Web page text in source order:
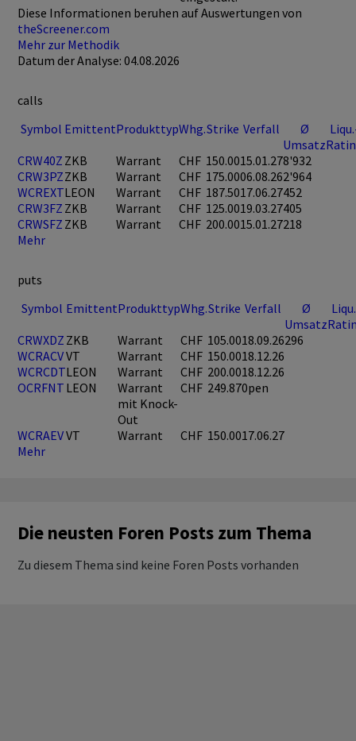
Diese Informationen beruhen auf Auswertungen von
theScreener.com
Mehr zur Methodik
Datum der Analyse: 04.08.2026
calls
Symbol EmittentProdukttypWhg.Strike Verfall
Ø
Umsatz
CRW40Z ZKB Warrant CHF 150.0015.01.278'932
CRW3PZZKB Warrant CHF 175.0006.08.262'964
WCREXTLEON Warrant CHF 187.5017.06.27452
CRW3FZ ZKB Warrant CHF 125.0019.03.27405
CRWSFZ ZKB Warrant CHF 200.0015.01.27218
Mehr
puts
Symbol EmittentProdukttypWhg.Strike Verfall
Ø
Umsatz
CRWXDZ ZKB Warrant CHF 105.0018.09.26296
WCRACVVT Warrant CHF 150.0018.12.26
WCRCDTLEON Warrant CHF 200.0018.12.26
OCRFNT LEON
Warrant
mit Knock-
Out
CHF 249.870pen
WCRAEVVT Warrant CHF 150.0017.06.27
Mehr
Die neusten Foren Posts zum Thema
Zu diesem Thema sind keine Foren Posts vorhanden